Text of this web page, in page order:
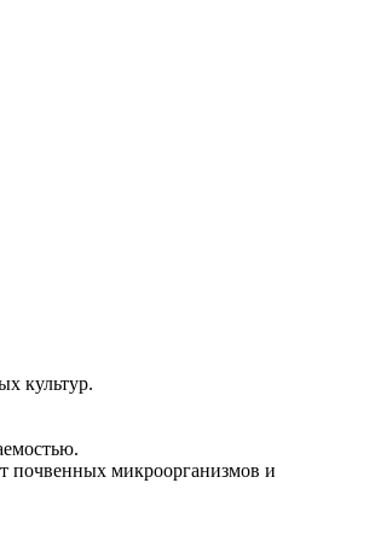
культур.
почвенных микроорганизмов и